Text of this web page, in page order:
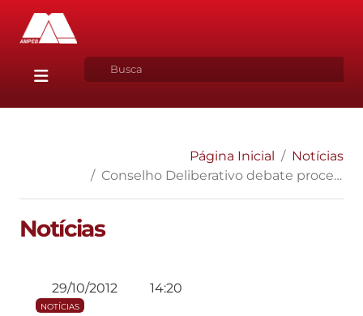
Página Inicial
Notícias
Conselho Deliberativo debate processo eleitoral
Notícias
29/10/2012 14:20
NOTÍCIAS